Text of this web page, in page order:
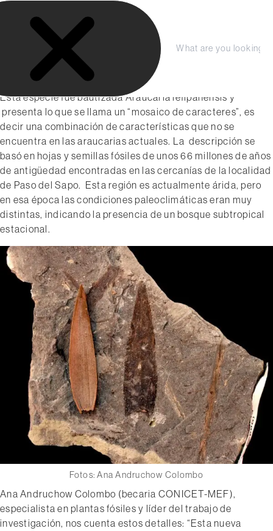
a
l
c
o
n
t
e
n
i
d
r
r
h
LA FUNDACIÓN
COLECCIÓN
Compra tu entrada aquí
Planeá tu Visita
¡Nueva araucaria fósil hallada
en Chubut!
Esta especie fue bautizada Araucaria lefipanensis y
presenta lo que se llama un “mosaico de caracteres”, es
decir una combinación de características que no se
encuentra en las araucarias actuales. La descripción se
basó en hojas y semillas fósiles de unos 66 millones de años
de antigüedad encontradas en las cercanías de la localidad
de Paso del Sapo. Esta región es actualmente árida, pero
en esa época las condiciones paleoclimáticas eran muy
distintas, indicando la presencia de un bosque subtropical
estacional.
Fotos: Ana Andruchow Colombo
Ana Andruchow Colombo (becaria CONICET-MEF),
especialista en plantas fósiles y líder del trabajo de
investigación, nos cuenta estos detalles: “Esta nueva